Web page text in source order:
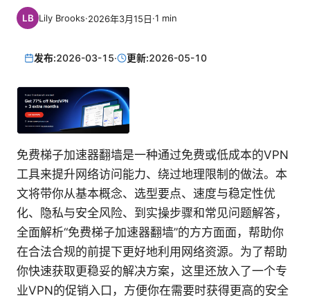
Lily Brooks·2026年3月15日·1 min
发布:2026-03-15· 更新:2026-05-10
免费梯子加速器翻墙是一种通过免费或低成本的VPN
工具来提升网络访问能力、绕过地理限制的做法。本
文将带你从基本概念、选型要点、速度与稳定性优
化、隐私与安全风险、到实操步骤和常见问题解答，
全面解析“免费梯子加速器翻墙”的方方面面，帮助你
在合法合规的前提下更好地利用网络资源。为了帮助
你快速获取更稳妥的解决方案，这里还放入了一个专
业VPN的促销入口，方便你在需要时获得更高的安全